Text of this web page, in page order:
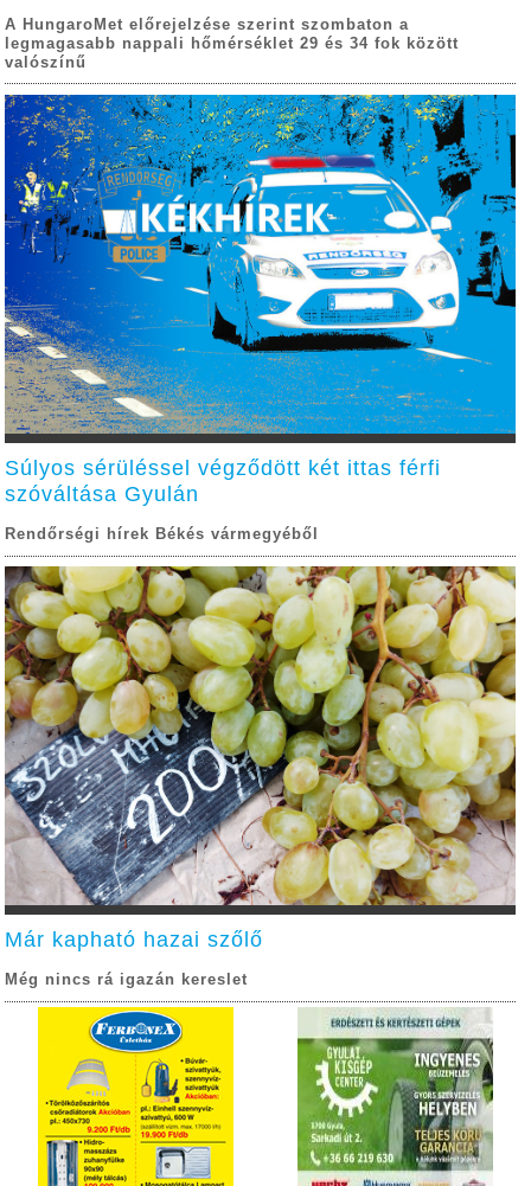
A HungaroMet előrejelzése szerint szombaton a
legmagasabb nappali hőmérséklet 29 és 34 fok között
valószínű
Súlyos sérüléssel végződött két ittas férfi
szóváltása Gyulán
Rendőrségi hírek Békés vármegyéből
Már kapható hazai szőlő
Még nincs rá igazán kereslet